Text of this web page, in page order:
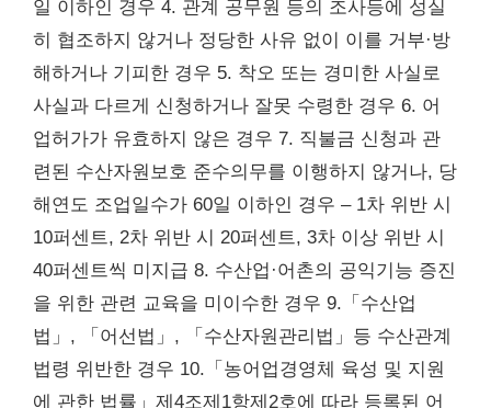
일 이하인 경우 4. 관계 공무원 등의 조사등에 성실
히 협조하지 않거나 정당한 사유 없이 이를 거부·방
해하거나 기피한 경우 5. 착오 또는 경미한 사실로
사실과 다르게 신청하거나 잘못 수령한 경우 6. 어
업허가가 유효하지 않은 경우 7. 직불금 신청과 관
련된 수산자원보호 준수의무를 이행하지 않거나, 당
해연도 조업일수가 60일 이하인 경우 – 1차 위반 시
10퍼센트, 2차 위반 시 20퍼센트, 3차 이상 위반 시
40퍼센트씩 미지급 8. 수산업·어촌의 공익기능 증진
을 위한 관련 교육을 미이수한 경우 9.「수산업
법」, 「어선법」, 「수산자원관리법」등 수산관계
법령 위반한 경우 10.「농어업경영체 육성 및 지원
에 관한 법률」제4조제1항제2호에 따라 등록된 어